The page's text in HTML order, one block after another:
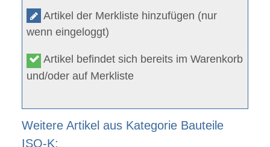
Artikel der Merkliste hinzufügen (nur
wenn eingeloggt)
Artikel befindet sich bereits im Warenkorb
und/oder auf Merkliste
Weitere Artikel aus Kategorie Bauteile
ISO-K: